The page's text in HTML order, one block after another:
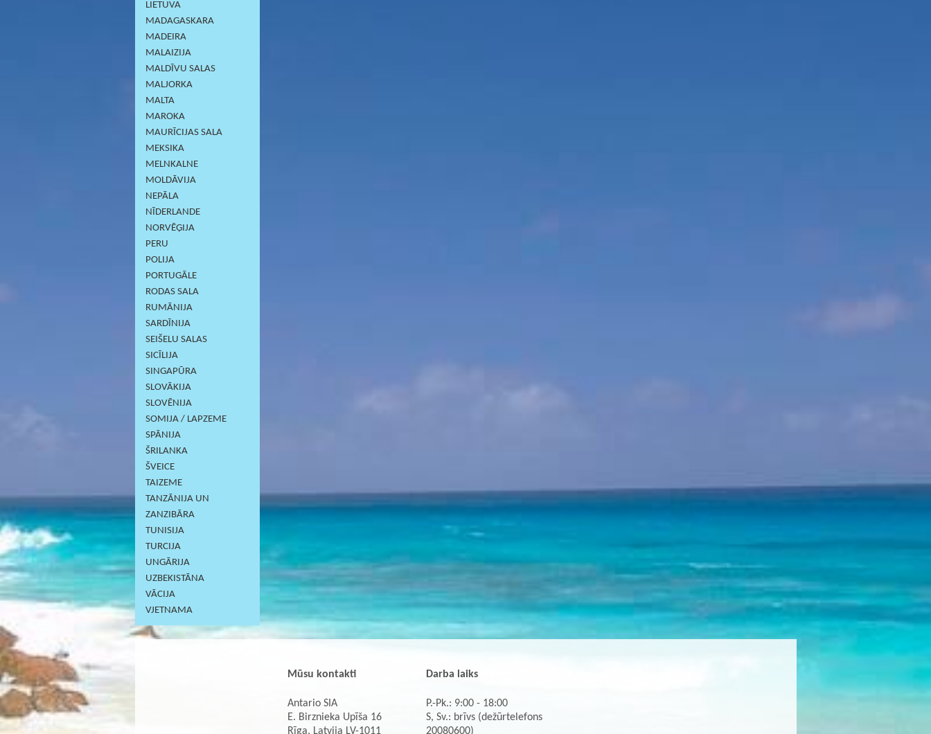
LIETUVA
MADAGASKARA
MADEIRA
MALAIZIJA
MALDĪVU SALAS
MALJORKA
MALTA
MAROKA
MAURĪCIJAS SALA
MEKSIKA
MELNKALNE
MOLDĀVIJA
NEPĀLA
NĪDERLANDE
NORVĒĢIJA
PERU
POLIJA
PORTUGĀLE
RODAS SALA
RUMĀNIJA
SARDĪNIJА
SEIŠELU SALAS
SICĪLIJA
SINGAPŪRA
SLOVĀKIJA
SLOVĒNIJA
SOMIJA / LAPZEME
SPĀNIJA
ŠRILANKA
ŠVEICE
TAIZEME
TANZĀNIJA UN
ZANZIBĀRA
TUNISIJA
TURCIJA
UNGĀRIJA
UZBEKISTĀNA
VĀCIJA
VJETNAMA
Mūsu kontakti
Antario SIA
E. Birznieka Upīša 16
Rīga, Latvija LV-1011
Darba laiks
P.-Pk.: 9:00 - 18:00
S, Sv.: brīvs (dežūrtelefons
20080600)